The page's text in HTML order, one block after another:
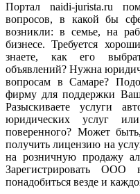
Портал naidi-jurista.ru
вопросов, в какой бы
возникли: в семье, на
бизнесе. Требуется
знаете, как его
объявлений? Нужна
вопросам в Самаре?
фирму для поддержки
Разыскиваете услуги
юридических услуг
поверенного? Может
получить лицензию на
на розничную продажу
Зарегистрировать
понадобиться везде и